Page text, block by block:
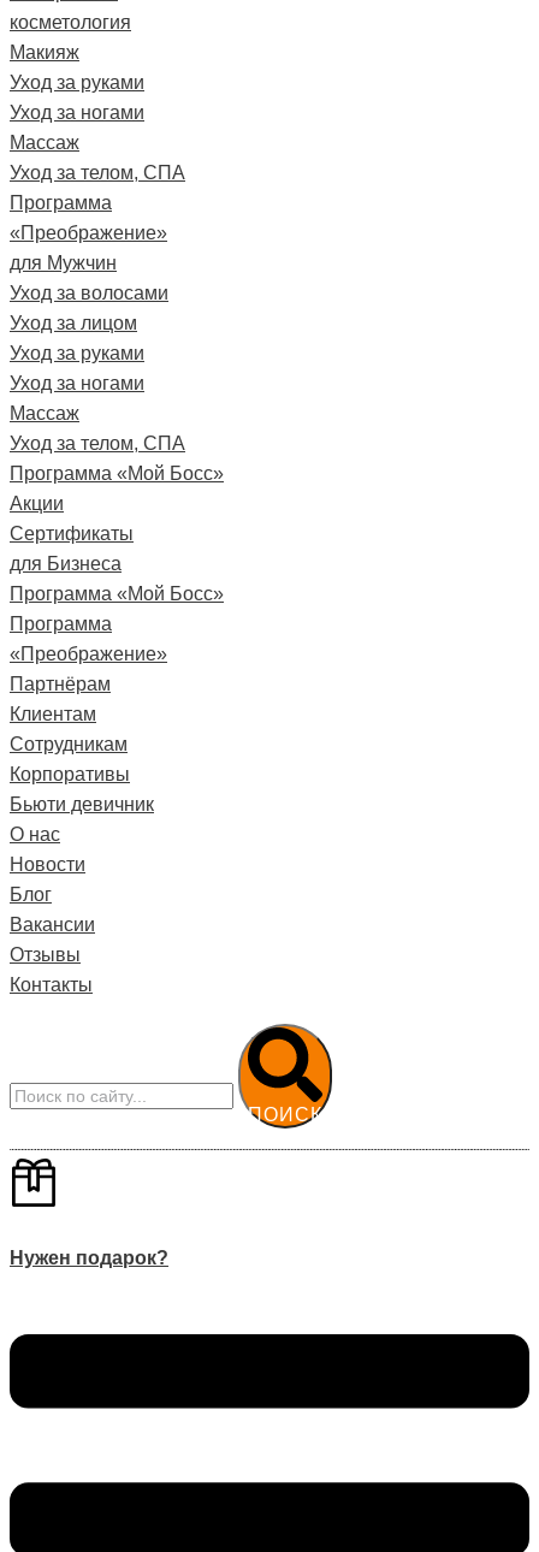
косметология
Макияж
Уход за руками
Уход за ногами
Массаж
Уход за телом, СПА
Программа
«Преображение»
для Мужчин
Уход за волосами
Уход за лицом
Уход за руками
Уход за ногами
Массаж
Уход за телом, СПА
Программа «Мой Босс»
Акции
Сертификаты
для Бизнеса
Программа «Мой Босс»
Программа
«Преображение»
Партнёрам
Клиентам
Сотрудникам
Корпоративы
Бьюти девичник
О нас
Новости
Блог
Вакансии
Отзывы
Контакты
ПОИСК
Нужен подарок?